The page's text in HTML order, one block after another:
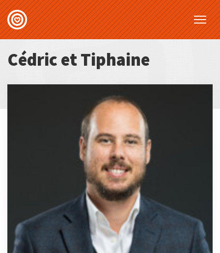
Cédric et Tiphaine